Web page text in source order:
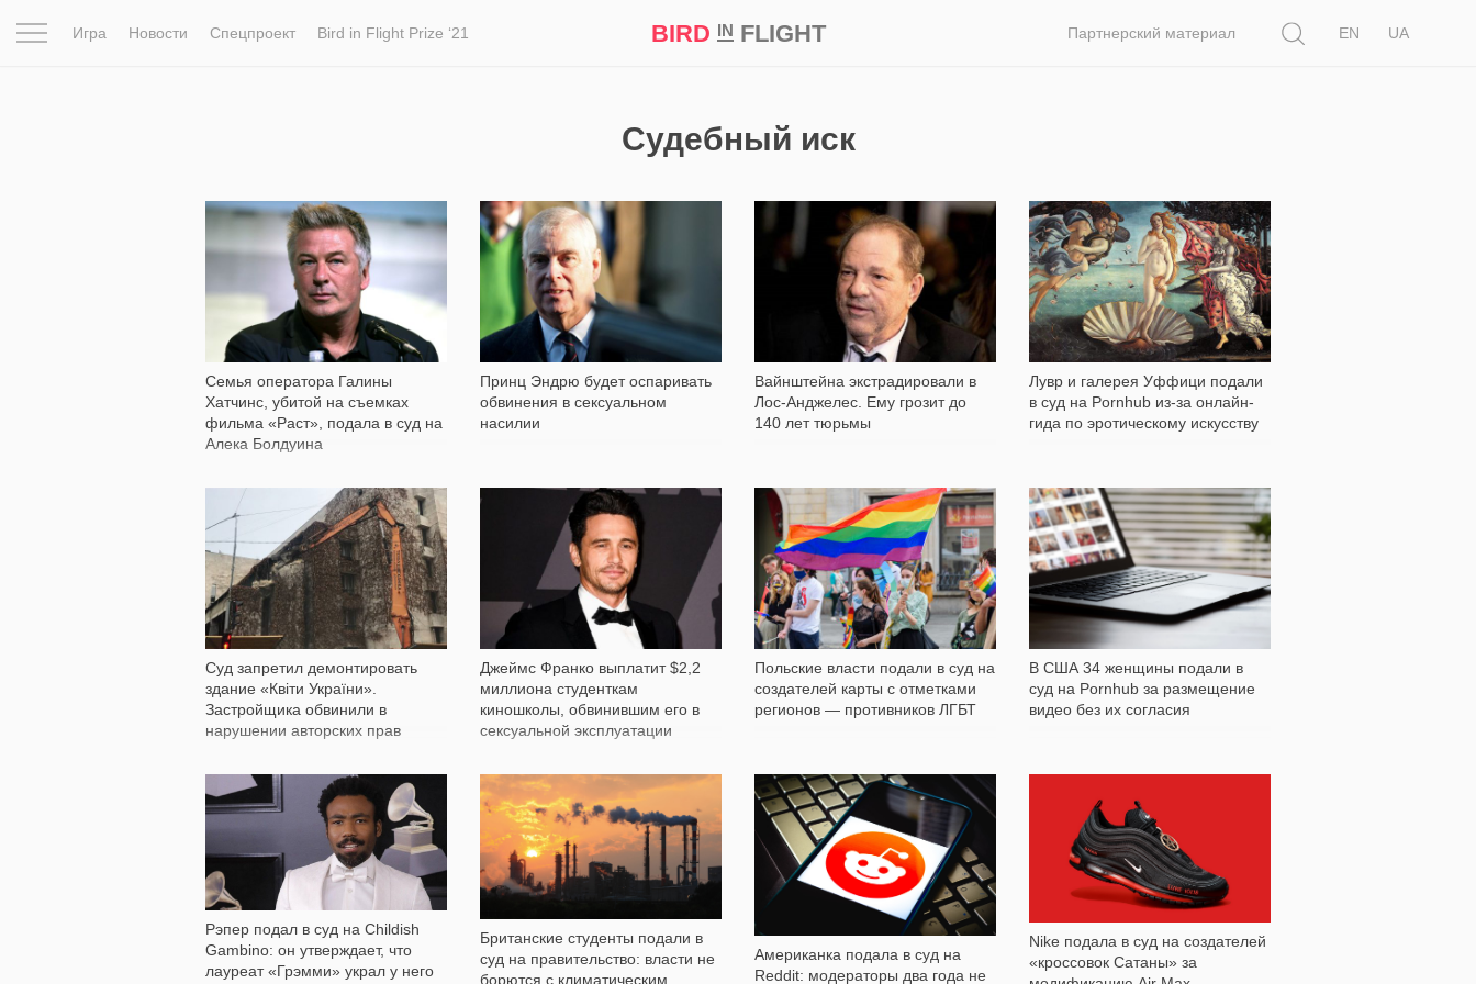
Игра Новости Спецпроект Bird in Flight Prize ‘21 BIRD INFLIGHT Партнерский материал
EN
UA
Судебный иск
Семья оператора Галины
Хатчинс, убитой на съемках
фильма «Раст», подала в суд на
Алека Болдуина
11 867
Принц Эндрю будет оспаривать
обвинения в сексуальном
насилии
227
Вайнштейна экстрадировали в
Лос-Анджелес. Ему грозит до
140 лет тюрьмы
1 578
Лувр и галерея Уффици подали
в суд на Pornhub из-за онлайн-
гида по эротическому искусству
1 101
Суд запретил демонтировать
здание «Квіти України».
Застройщика обвинили в
нарушении авторских прав
Джеймс Франко выплатит $2,2
миллиона студенткам
киношколы, обвинившим его в
сексуальной эксплуатации
17 589
Польские власти подали в суд на
создателей карты с отметками
регионов — противников ЛГБТ
6 173
В США 34 женщины подали в
суд на Pornhub за размещение
видео без их согласия
7 782
Рэпер подал в суд на Childish
Gambino: он утверждает, что
лауреат «Грэмми» украл у него
2 692
Британские студенты подали в
суд на правительство: власти не
борются с климатическим
241
Американка подала в суд на
Reddit: модераторы два года не
1 232
Nike подала в суд на создателей
«кроссовок Сатаны» за
1 172